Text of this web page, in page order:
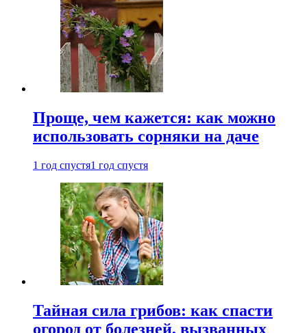
Проще, чем кажется: как можно
использовать сорняки на даче
1 год спустя1 год спустя
Тайная сила грибов: как спасти
огород от болезней, вызванных